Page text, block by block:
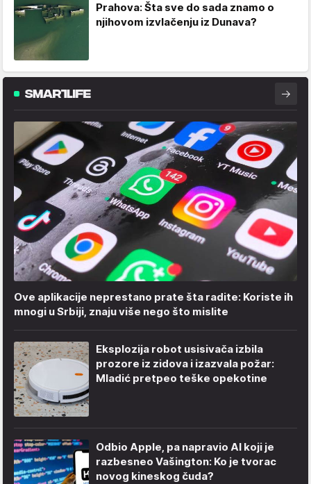
Prahova: Šta sve do sada znamo o
njihovom izvlačenju iz Dunava?
Ove aplikacije neprestano prate šta radite: Koriste ih
mnogi u Srbiji, znaju više nego što mislite
Eksplozija robot usisivača izbila
prozore iz zidova i izazvala požar:
Mladić pretpeo teške opekotine
Odbio Apple, pa napravio AI koji je
razbesneo Vašington: Ko je tvorac
novog kineskog čuda?